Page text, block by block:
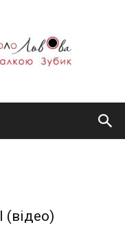
(відео)